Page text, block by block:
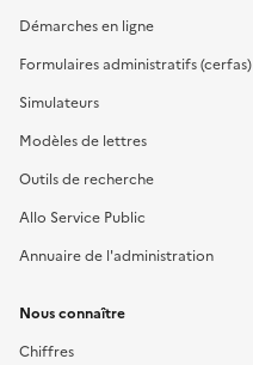
Démarches en ligne
Formulaires administratifs (cerfas)
Simulateurs
Modèles de lettres
Outils de recherche
Allo Service Public
Annuaire de l'administration
Nous connaître
Chiffres